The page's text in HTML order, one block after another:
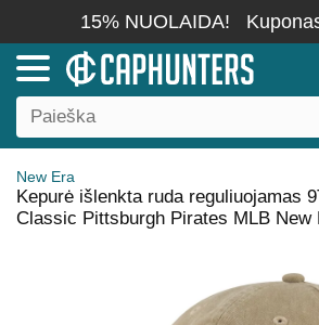
15% NUOLAIDA!
New Era
Kepurė išlenkta ruda reguliuojamas
Classic Pittsburgh Pirates MLB New